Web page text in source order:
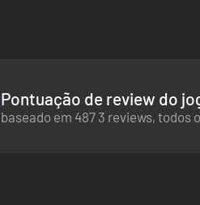
Pontuação de review do
baseado em 487 3 reviews, todos